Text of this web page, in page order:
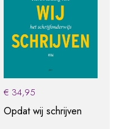
€ 34,95
Opdat wij schrijven